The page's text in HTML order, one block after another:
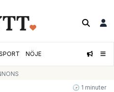
NÖJE
🕝 1 minuter